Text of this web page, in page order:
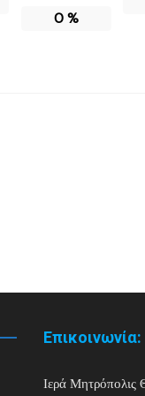
0%
Επικοινωνία:
Ιερά Μητρόπολις